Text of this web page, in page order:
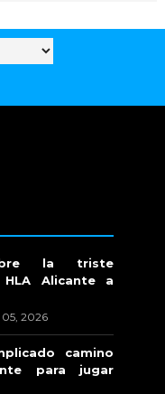
la triste
Alicante a
2026
camino
para jugar